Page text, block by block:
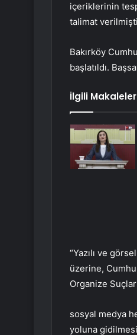
içeriklerinin
talimat
Bakırköy
başlatıldı.
İlgili Makaleler
“Yazılı ve
üzerine,
Organize
sosyal medya
yoluna